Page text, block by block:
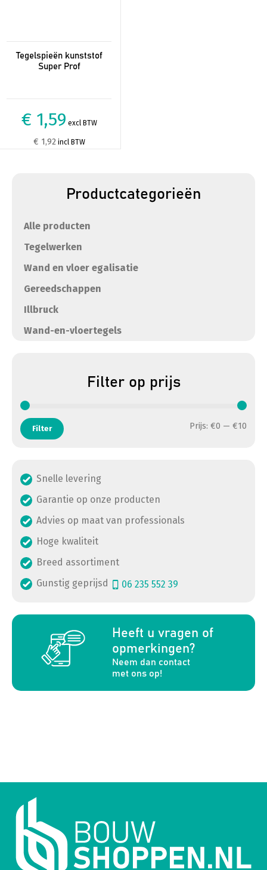
Tegelspieën kunststof
Super Prof
€ 1,59 excl BTW
€ 1,92incl BTW
Productcategorieën
Alle producten
Tegelwerken
Wand en vloer egalisatie
Gereedschappen
Illbruck
Wand-en-vloertegels
Filter op prijs
Filter Prijs: €0 — €10
Snelle levering
Garantie op onze producten
Advies op maat van professionals
Hoge kwaliteit
Breed assortiment
Gunstig geprijsd
06 235 552 39
Heeft u vragen of
opmerkingen?
Neem dan contact
met ons op!
a